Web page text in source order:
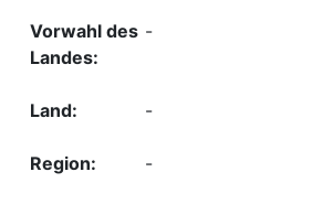
-
-
-